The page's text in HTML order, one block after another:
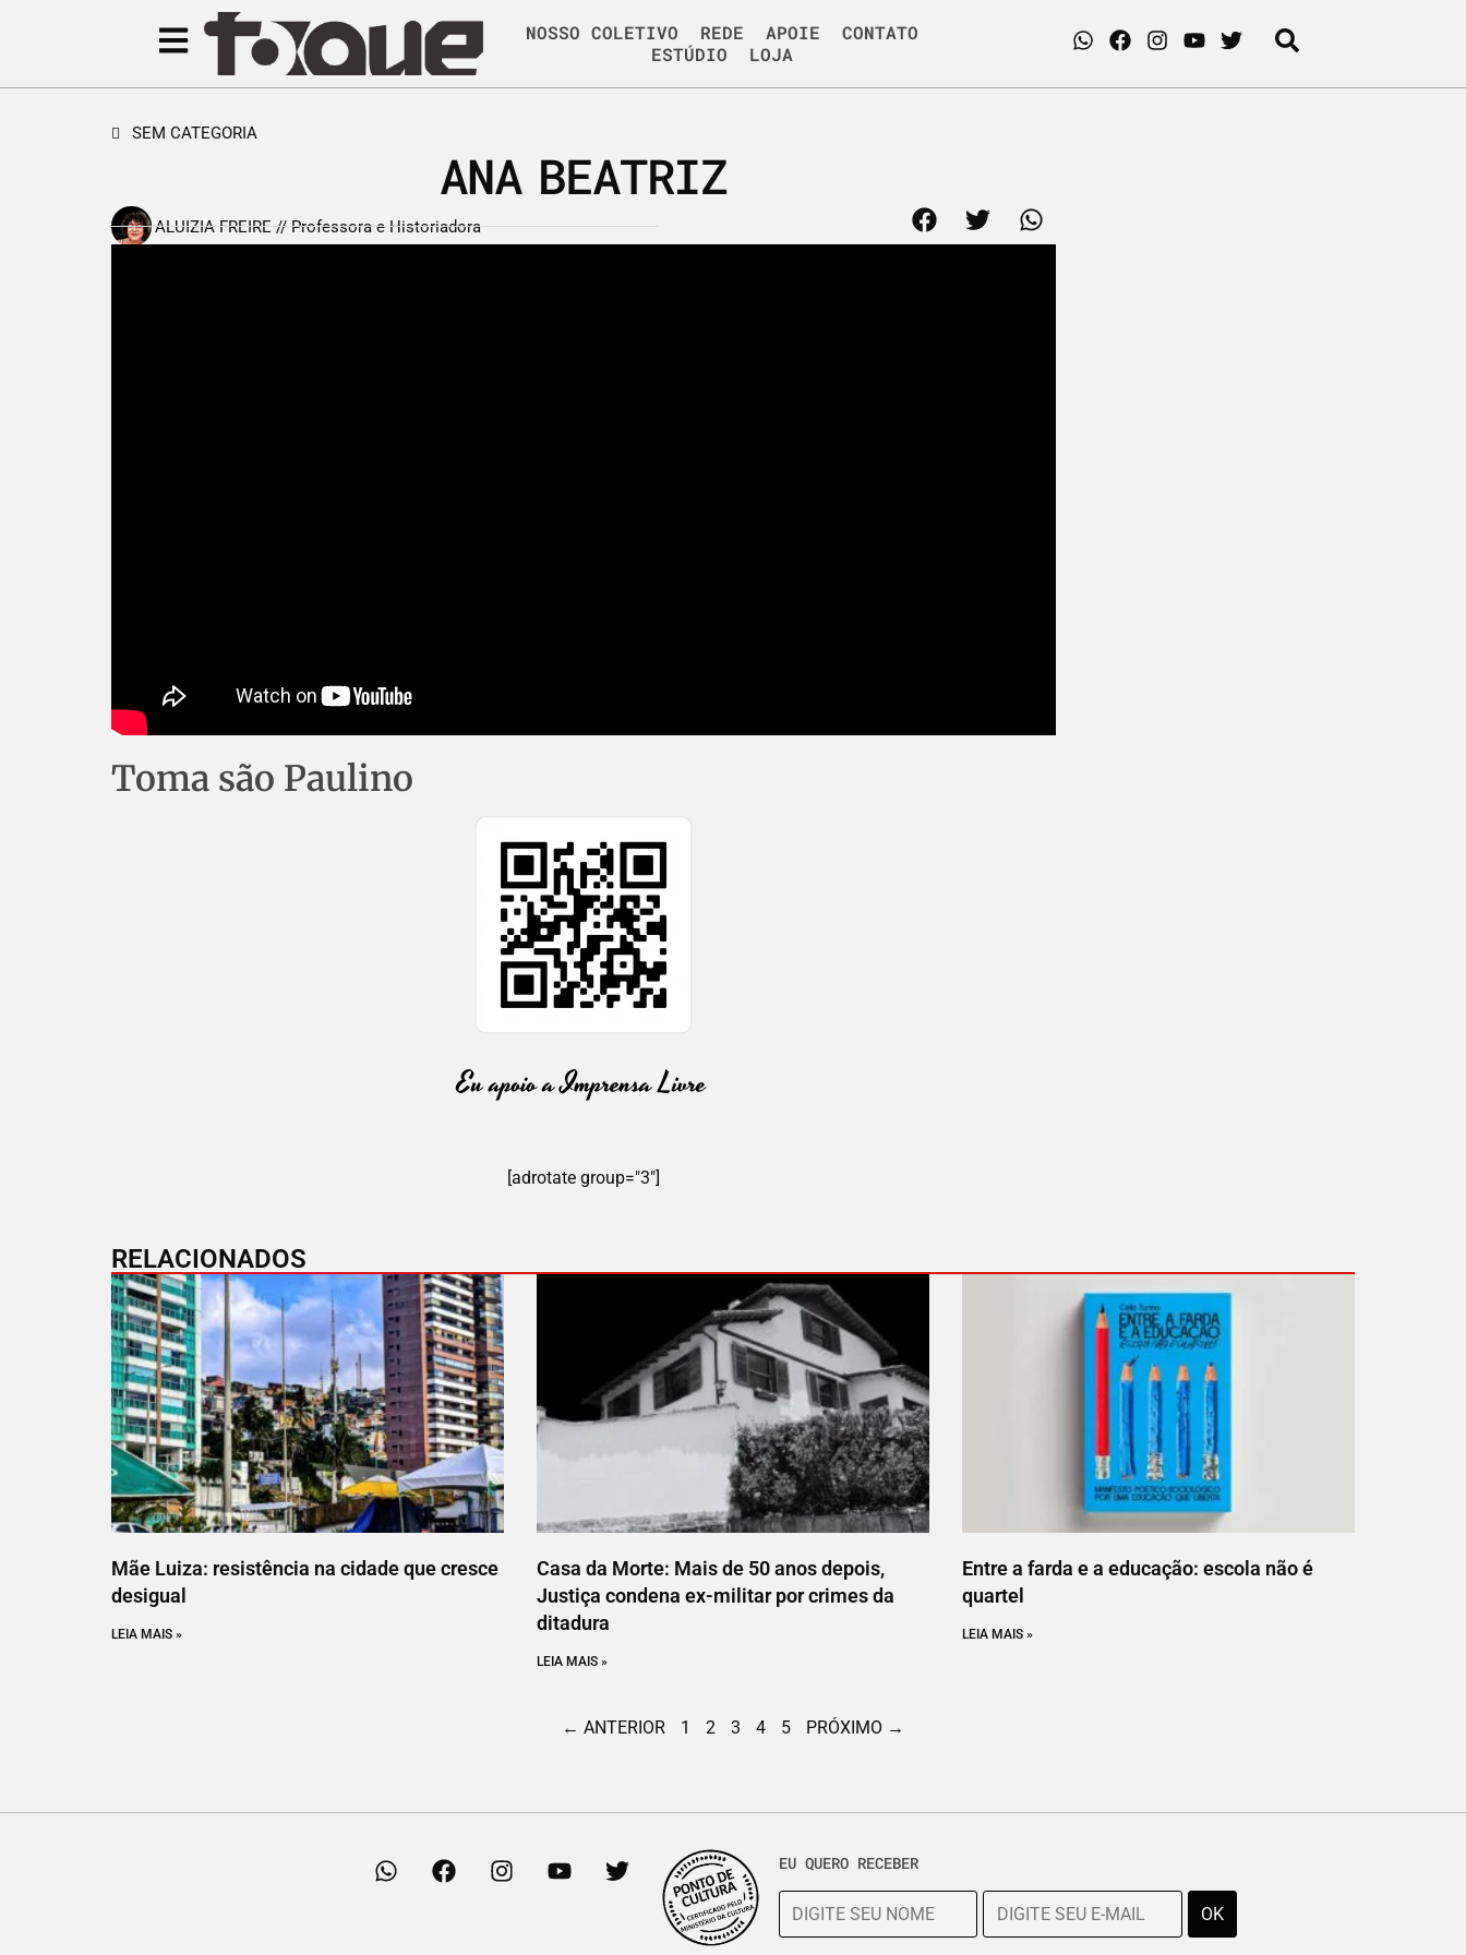
NOSSO COLETIVO REDE APOIE
CONTATO
ESTÚDIO
LOJA
SEM CATEGORIA
ANA BEATRIZ
ALUIZIA FREIRE // Professora e Historiadora
Toma são Paulino
[adrotate group="3"]
RELACIONADOS
Mãe Luiza: resistência na cidade que cresce
desigual
LEIA MAIS »
Casa da Morte: Mais de 50 anos depois,
Justiça condena ex-militar por crimes da
ditadura
LEIA MAIS »
Entre a farda e a educação: escola não é
quartel
LEIA MAIS »
← ANTERIOR 1 2 3 4 5 PRÓXIMO →
EU QUERO RECEBER